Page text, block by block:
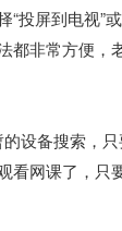
投屏到电视”
非常方便，
设备搜索，
网课了，只